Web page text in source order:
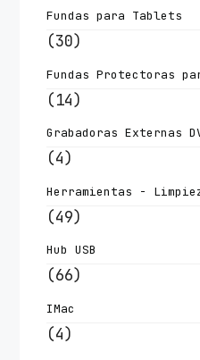
Fundas para Tablets
(30)
Fundas Protectoras
(14)
Grabadoras Externas
(4)
Herramientas -
(49)
Hub USB
(66)
IMac
(4)